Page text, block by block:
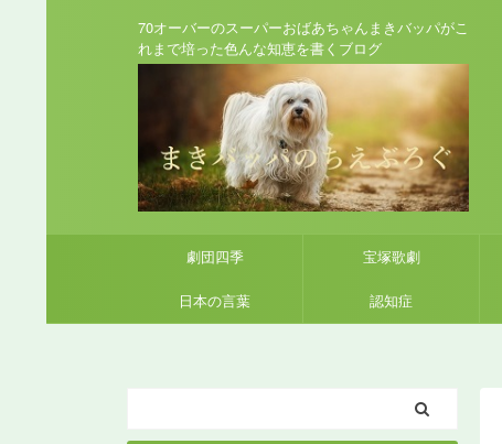
70オーバーのスーパーおばあちゃんまきバッパがこ
れまで培った色んな知恵を書くブログ
劇団四季 宝塚歌劇
日本の言葉 認知症